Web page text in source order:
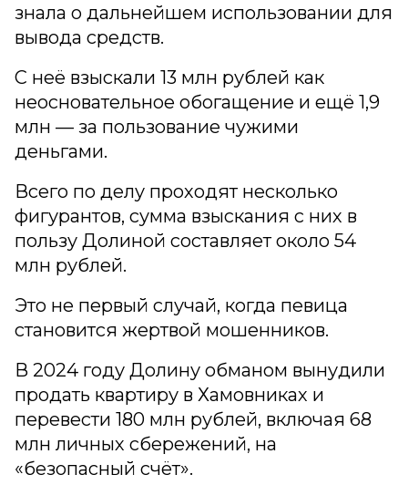
знала о дальнейшем использовании для
вывода средств.
С неё взыскали 13 млн рублей как
неосновательное обогащение и ещё 1,9
млн — за пользование чужими
деньгами.
Всего по делу проходят несколько
фигурантов, сумма взыскания с них в
пользу Долиной составляет около 54
млн рублей.
Это не первый случай, когда певица
становится жертвой мошенников.
В 2024 году Долину обманом вынудили
продать квартиру в Хамовниках и
перевести 180 млн рублей, включая 68
млн личных сбережений, на
«безопасный счёт».